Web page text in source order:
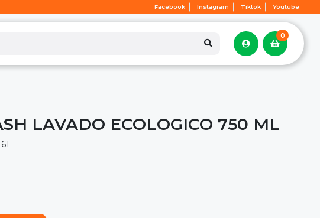
Facebook Instagram Tiktok Youtube
0
LAVADO ECOLOGICO 750 ML